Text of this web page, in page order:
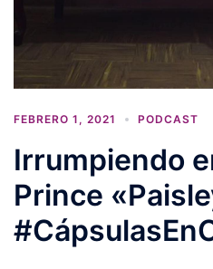
FEBRERO 1, 2021 PODCAST
Irrumpiendo
Prince